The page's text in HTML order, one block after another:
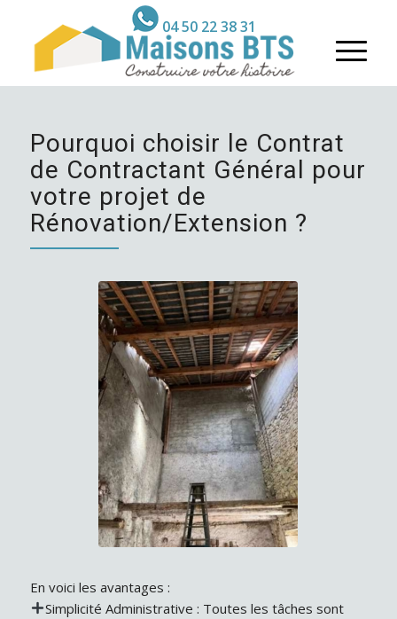
04 50 22 38 31
Pourquoi choisir le Contrat
de Contractant Général pour
votre projet de
Rénovation/Extension ?
En voici les avantages :
Simplicité Administrative : Toutes les tâches sont